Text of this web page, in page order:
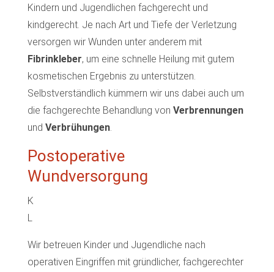
Kindern und Jugendlichen fachgerecht und
kindgerecht. Je nach Art und Tiefe der Verletzung
versorgen wir Wunden unter anderem mit
Fibrinkleber, um eine schnelle Heilung mit gutem
kosmetischen Ergebnis zu unterstützen.
Selbstverständlich kümmern wir uns dabei auch um
die fachgerechte Behandlung von Verbrennungen
und Verbrühungen.
Postoperative
Wundversorgung
K
L
Wir betreuen Kinder und Jugendliche nach
operativen Eingriffen mit gründlicher, fachgerechter